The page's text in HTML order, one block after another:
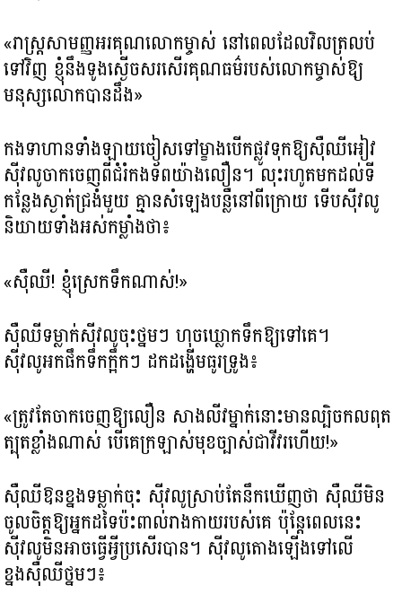
«រាស្ត្រសាមញ្ញអរគុណលោកម្ចាស់ នៅពេលដែលវិលត្រលប់
ទៅវិញ ខ្ញុំនឹងទូងស្ងើចសរសើរគុណធម៌របស់លោកម្ចាស់ឱ្យ
មនុស្សលោកបានដឹង»
កងទាហានទាំងឡាយចៀសទៅម្ខាងបើកផ្លូវទុកឱ្យស៊ឺឈីអៀវ
ស៊ីវលូចាកចេញពីជំរំកងទ័ពយ៉ាងលឿន។ លុះរហូតមកដល់ទី
កន្លែងស្ងាត់ជ្រងំមួយ គ្មានសំឡេងបន្លឺនៅពីក្រោយ ទើបស៊ីវលូ
និយាយទាំងអស់កម្លាំងថា៖
«ស៊ឺឈី! ខ្ញុំស្រេកទឹកណាស់!»
ស៊ឺឈីទម្លាក់ស៊ីវលូចុះថ្នមៗ ហុចឃ្លោកទឹកឱ្យទៅគេ។
ស៊ីវលូអកផឹកទឹកក្អឹកៗ ដកដង្ហើមធូរទ្រូង៖
«ត្រូវតែចាកចេញឱ្យលឿន សាងលីវម្នាក់នោះមានល្បិចកលពុត
ត្បុតខ្លាំងណាស់ បើគេក្រឡាស់មុខច្បាស់ជាវីវរហើយ!»
ស៊ឺឈីឱនខ្នងទម្លាក់ចុះ ស៊ីវលូស្រាប់តែនឹកឃើញថា ស៊ឺឈីមិន
ចូលចិត្តឱ្យអ្នកដទៃប៉ះពាល់រាងកាយរបស់គេ ប៉ុន្តែពេលនេះ
ស៊ីវលូមិនអាចធ្វើអ្វីប្រសើរបាន។ ស៊ីវលូតោងឡើងទៅលើ
ខ្នងស៊ឺឈីថ្នមៗ៖